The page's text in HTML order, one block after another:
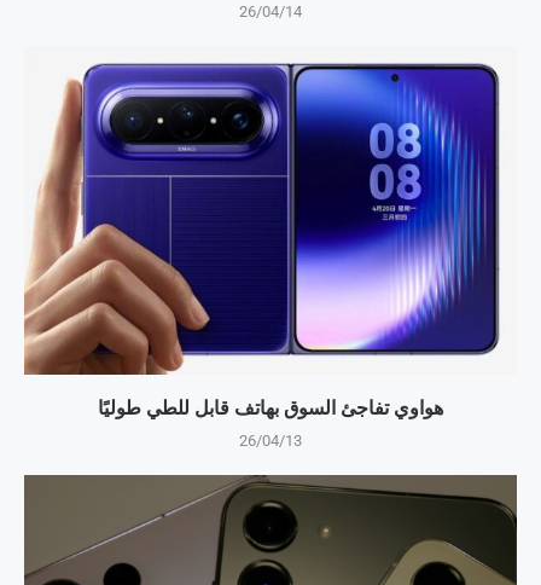
26/04/14
هواوي تفاجئ السوق بهاتف قابل للطي طوليًا
26/04/13